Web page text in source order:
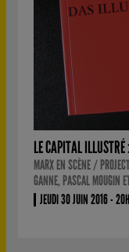
LE CAPITAL
MARX EN SCÈNE /
GANNE, PASCAL MOUGIN
JEUDI 30 JUIN 2016 - 20H